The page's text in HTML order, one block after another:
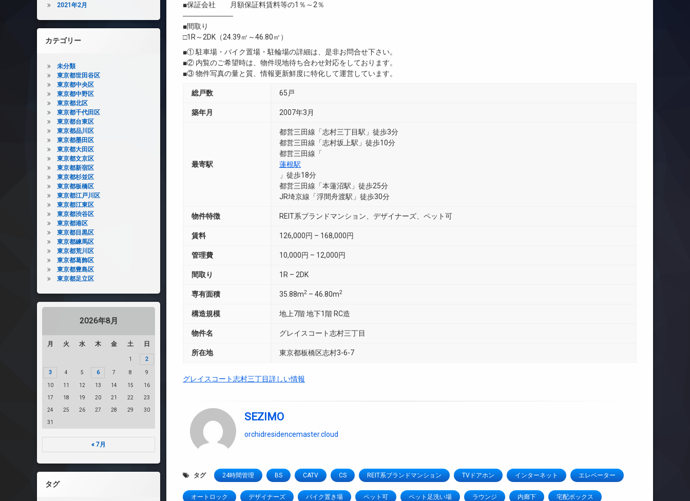
■保証会社 月額保証料賃料等の1％～2％
―――――――
■間取り
□1R～2DK（24.39㎡～46.80㎡）
■① 駐車場・バイク置場・駐輪場の詳細は、是非お問合せ下さい。
■② 内覧のご希望時は、物件現地待ち合わせ対応をしております。
■③ 物件写真の量と質、情報更新鮮度に特化して運営しています。
総戸数 65戸
築年月 2007年3月
最寄駅
都営三田線「志村三丁目駅」徒歩3分
都営三田線「志村坂上駅」徒歩10分
都営三田線「
蓮根駅
」徒歩18分
都営三田線「本蓮沼駅」徒歩25分
JR埼京線「浮間舟渡駅」徒歩30分
物件特徴 REIT系ブランドマンション、デザイナーズ、ペット可
賃料 126,000円 – 168,000円
管理費 10,000円 – 12,000円
間取り 1R – 2DK
専有面積 35.88m2 – 46.80m2
構造規模 地上7階 地下1階 RC造
物件名 グレイスコート志村三丁目
所在地 東京都板橋区志村3-6-7
グレイスコート志村三丁目詳しい情報
SEZIMO
orchidresidencemaster.cloud
タグ 24時間管理 BS CATV CS REIT系ブランドマンション TVドアホン インターネット エレベーター
オートロック デザイナーズ バイク置き場 ペット可 ペット足洗い場 ラウンジ 内廊下 宅配ボックス
2021年2月
カテゴリー
未分類
東京都世田谷区
東京都中央区
東京都中野区
東京都北区
東京都千代田区
東京都台東区
東京都品川区
東京都墨田区
東京都大田区
東京都文京区
東京都新宿区
東京都杉並区
東京都板橋区
東京都江戸川区
東京都江東区
東京都渋谷区
東京都港区
東京都目黒区
東京都練馬区
東京都荒川区
東京都葛飾区
東京都豊島区
東京都足立区
2026年8月
月 火 水 木 金 土 日
1 2
3 4 5 6 7 8 9
10 11 12 13 14 15 16
17 18 19 20 21 22 23
24 25 26 27 28 29 30
31
« 7月
タグ